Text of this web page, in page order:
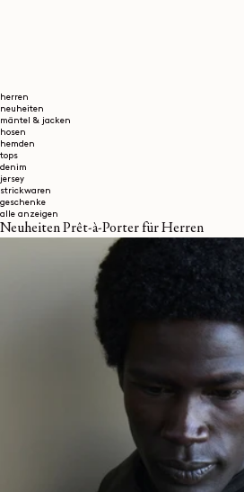
herren
neuheiten
mäntel & jacken
hosen
hemden
tops
denim
jersey
strickwaren
geschenke
alle anzeigen
Neuheiten Prêt-à-Porter für Herren